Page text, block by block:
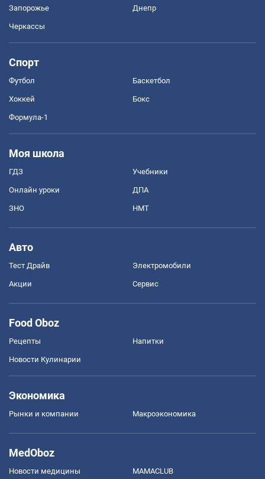
Запорожье Днепр
Черкассы
Спорт
Футбол Баскетбол
Хоккей Бокс
Формула-1
Моя школа
ГДЗ Учебники
Онлайн уроки ДПА
ЗНО НМТ
Авто
Тест Драйв Электромобили
Акции Сервис
Food Oboz
Рецепты Напитки
Новости Кулинарии
Экономика
Рынки и компании Mакроэкономика
MedOboz
Новости медицины MAMACLUB